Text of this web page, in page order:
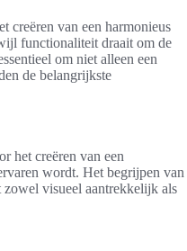
creëren van een harmonieus
functionaliteit draait om de
om niet alleen een
de belangrijkste
het creëren van een
wordt. Het begrijpen van
zowel visueel aantrekkelijk als